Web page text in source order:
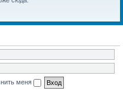
меня